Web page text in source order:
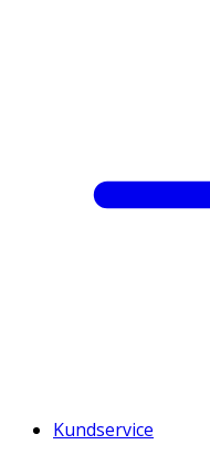
Kundservice